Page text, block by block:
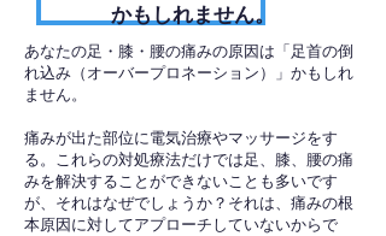
かもしれません。
あなたの足・膝・腰の痛みの原因は「足首の倒
れ込み（オーバープロネーション）」かもしれ
ません。
痛みが出た部位に電気治療やマッサージをす
る。これらの対処療法だけでは足、膝、腰の痛
みを解決することができないことも多いです
が、それはなぜでしょうか？それは、痛みの根
本原因に対してアプローチしていないからで